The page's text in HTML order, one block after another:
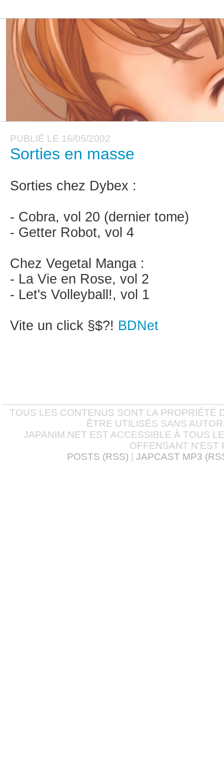
PUBLIÉ LE 16/05/2002
Sorties en masse
Sorties chez Dybex :
- Cobra, vol 20 (dernier tome)
- Getter Robot, vol 4
Chez Vegetal Manga :
- La Vie en Rose, vol 2
- Let's Volleyball!, vol 1
Vite un click §$?! BDNet
TOUS LES CONTENUS SONT LA PROPRIÉTÉ
ÊTRE UTILISÉS SANS
JAPANIM.NET EST ACCESSIBLE À TOUS
OFFENSANT N'EST
POSTS (RSS)
JAPCAST MP3